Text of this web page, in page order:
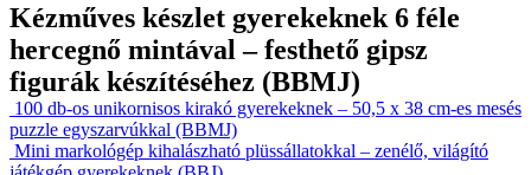
Kézműves készlet gyerekeknek 6 féle
hercegnő mintával – festhető gipsz
figurák készítéséhez (BBMJ)
100 db-os unikornisos kirakó gyerekeknek – 50,5 x 38 cm-es mesés
puzzle egyszarvúkkal (BBMJ)
Mini markológép kihalászható plüssállatokkal – zenélő, világító